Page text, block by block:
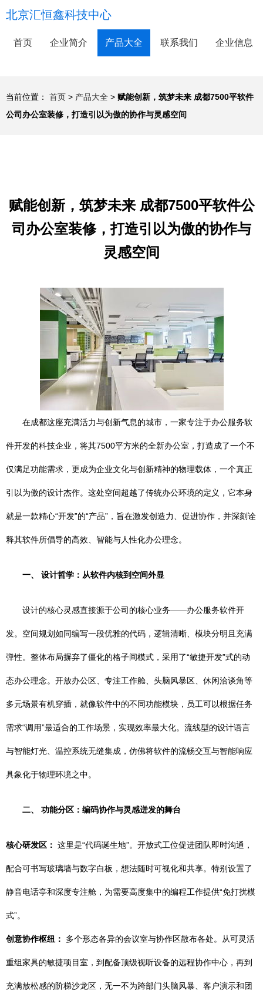
北京汇恒鑫科技中心
首页 企业简介 产品大全 联系我们 企业信息
当前位置： 首页 > 产品大全 > 赋能创新，筑梦未来 成都7500平软件
公司办公室装修，打造引以为傲的协作与灵感空间
赋能创新，筑梦未来 成都7500平软件公
司办公室装修，打造引以为傲的协作与
灵感空间
在成都这座充满活力与创新气息的城市，一家专注于办公服务软
件开发的科技企业，将其7500平方米的全新办公室，打造成了一个不
仅满足功能需求，更成为企业文化与创新精神的物理载体，一个真正
引以为傲的设计杰作。这处空间超越了传统办公环境的定义，它本身
就是一款精心“开发”的“产品”，旨在激发创造力、促进协作，并深刻诠
释其软件所倡导的高效、智能与人性化办公理念。
一、 设计哲学：从软件内核到空间外显
设计的核心灵感直接源于公司的核心业务——办公服务软件开
发。空间规划如同编写一段优雅的代码，逻辑清晰、模块分明且充满
弹性。整体布局摒弃了僵化的格子间模式，采用了“敏捷开发”式的动
态办公理念。开放办公区、专注工作舱、头脑风暴区、休闲洽谈角等
多元场景有机穿插，就像软件中的不同功能模块，员工可以根据任务
需求“调用”最适合的工作场景，实现效率最大化。流线型的设计语言
与智能灯光、温控系统无缝集成，仿佛将软件的流畅交互与智能响应
具象化于物理环境之中。
二、 功能分区：编码协作与灵感迸发的舞台
核心研发区： 这里是“代码诞生地”。开放式工位促进团队即时沟通，
配合可书写玻璃墙与数字白板，想法随时可视化和共享。特别设置了
静音电话亭和深度专注舱，为需要高度集中的编程工作提供“免打扰模
式”。
创意协作枢纽： 多个形态各异的会议室与协作区散布各处。从可灵活
重组家具的敏捷项目室，到配备顶级视听设备的远程协作中心，再到
充满放松感的阶梯沙龙区，无一不为跨部门头脑风暴、客户演示和团